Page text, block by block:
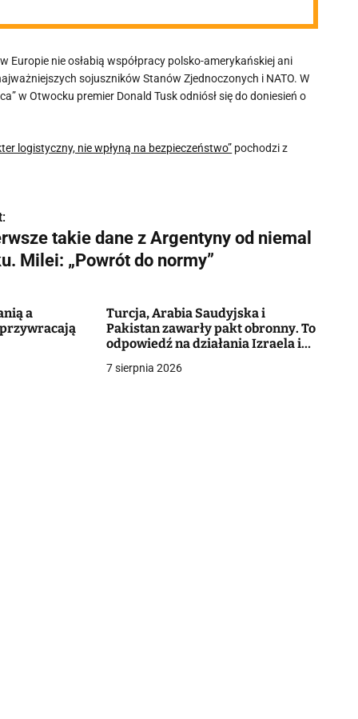
Europie nie osłabią współpracy polsko-amerykańskiej ani
sojuszników Stanów Zjednoczonych i NATO. W
w Otwocku premier Donald Tusk odniósł się do doniesień o
logistyczny, nie wpłyną na bezpieczeństwo” pochodzi z
takie dane z Argentyny od niemal
Milei: „Powrót do normy”
a
Turcja, Arabia Saudyjska i
Pakistan zawarły pakt obronny. To
odpowiedź na działania Izraela i
7 sierpnia 2026